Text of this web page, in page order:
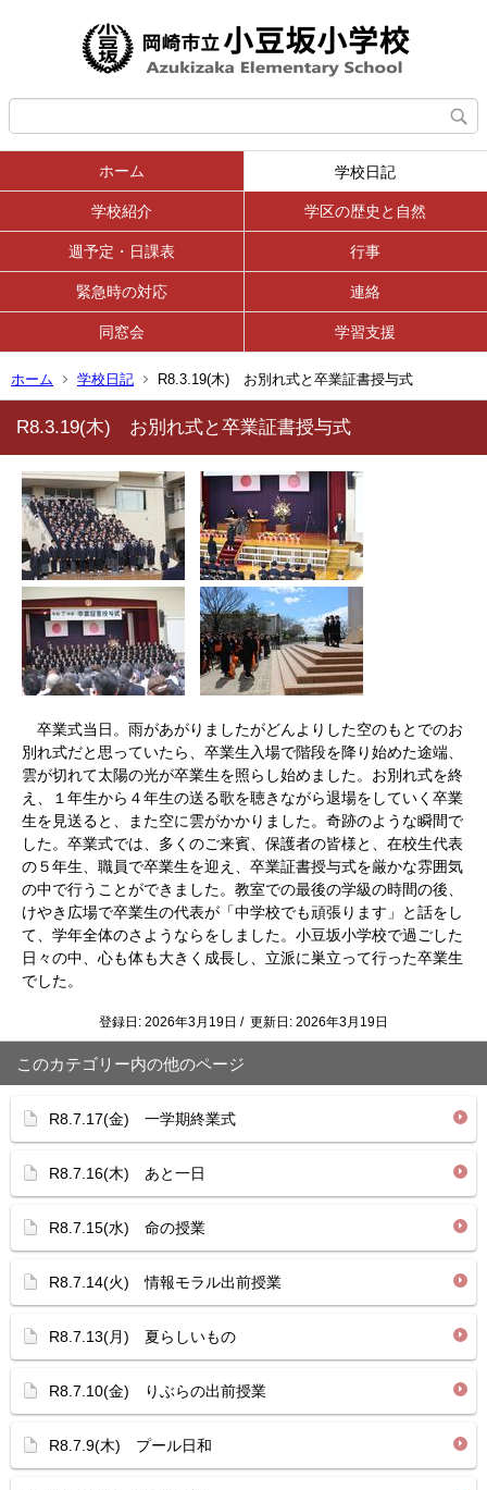
ホーム 学校日記
学校紹介 学区の歴史と自然
週予定・日課表 行事
緊急時の対応 連絡
同窓会 学習支援
ホーム 学校日記 R8.3.19(木) お別れ式と卒業証書授与式
R8.3.19(木) お別れ式と卒業証書授与式
卒業式当日。雨があがりましたがどんよりした空のもとでのお
別れ式だと思っていたら、卒業生入場で階段を降り始めた途端、
雲が切れて太陽の光が卒業生を照らし始めました。お別れ式を終
え、１年生から４年生の送る歌を聴きながら退場をしていく卒業
生を見送ると、また空に雲がかかりました。奇跡のような瞬間で
した。卒業式では、多くのご来賓、保護者の皆様と、在校生代表
の５年生、職員で卒業生を迎え、卒業証書授与式を厳かな雰囲気
の中で行うことができました。教室での最後の学級の時間の後、
けやき広場で卒業生の代表が「中学校でも頑張ります」と話をし
て、学年全体のさようならをしました。小豆坂小学校で過ごした
日々の中、心も体も大きく成長し、立派に巣立って行った卒業生
でした。
登録日: 2026年3月19日 / 更新日: 2026年3月19日
このカテゴリー内の他のページ
R8.7.17(金) 一学期終業式
R8.7.16(木) あと一日
R8.7.15(水) 命の授業
R8.7.14(火) 情報モラル出前授業
R8.7.13(月) 夏らしいもの
R8.7.10(金) りぶらの出前授業
R8.7.9(木) プール日和